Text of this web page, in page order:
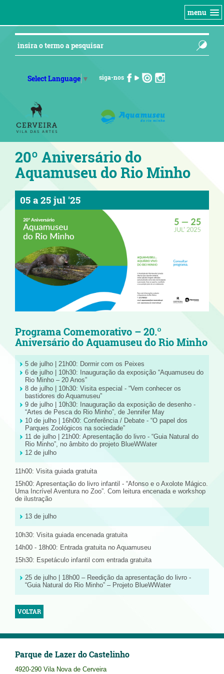
menu
Select Language ▼ siga-nos
20º Aniversário do
Aquamuseu do Rio Minho
05a25 jul '25
Programa Comemorativo – 20.º
Aniversário do Aquamuseu do Rio Minho
5 de julho | 21h00: Dormir com os Peixes
6 de julho | 10h30: Inauguração da exposição “Aquamuseu do
Rio Minho – 20 Anos”
8 de julho | 10h30: Visita especial - “Vem conhecer os
bastidores do Aquamuseu”
9 de julho | 10h30: Inauguração da exposição de desenho -
“Artes de Pesca do Rio Minho”, de Jennifer May
10 de julho | 16h00: Conferência / Debate - “O papel dos
Parques Zoológicos na sociedade”
11 de julho | 21h00: Apresentação do livro - “Guia Natural do
Rio Minho”, no âmbito do projeto BlueWWater
12 de julho
11h00: Visita guiada gratuita
15h00: Apresentação do livro infantil - “Afonso e o Axolote Mágico.
Uma Incrível Aventura no Zoo”. Com leitura encenada e workshop
de ilustração
13 de julho
10h30: Visita guiada encenada gratuita
14h00 - 18h00: Entrada gratuita no Aquamuseu
15h30: Espetáculo infantil com entrada gratuita
25 de julho | 18h00 – Reedição da apresentação do livro -
“Guia Natural do Rio Minho” – Projeto BlueWWater
VOLTAR
Parque de Lazer do Castelinho
4920-290 Vila Nova de Cerveira